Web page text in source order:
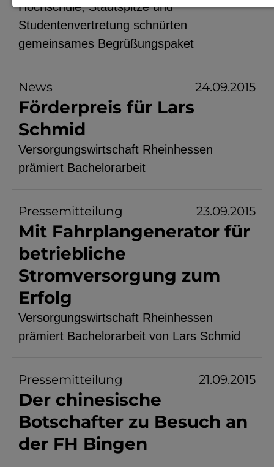
Hochschule, Stadtspitze und
Studentenvertretung schnürten
gemeinsames Begrüßungspaket
News 24.09.2015
Förderpreis für Lars
Schmid
Versorgungswirtschaft Rheinhessen
prämiert Bachelorarbeit
Pressemitteilung 23.09.2015
Mit Fahrplangenerator für
betriebliche
Stromversorgung zum
Erfolg
Versorgungswirtschaft Rheinhessen
prämiert Bachelorarbeit von Lars Schmid
Pressemitteilung 21.09.2015
Der chinesische
Botschafter zu Besuch an
der FH Bingen
Notwendige Cookies zur Session-
Verwaltung und für die generelle
Funktionalität der Seite (immer
EXTERNE MEDIEN
Seitenspezifische Erfassung von
Einbinden externer Videos,
Standortdaten oder
Stellenanzeigen.
YouTube
ChatBot